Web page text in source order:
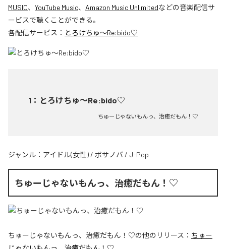
MUSIC、 YouTube Music、 Amazon Music Unlimitedなどの音楽配信サ
ービスで聴くことができる。
各配信サービス： とろけちゅ〜Re:bido♡
1 ： とろけちゅ〜Re:bido♡
ちゅーじゃないもんっ、治癒だもん！♡
ジャンル： アイドル(女性) / ボサノバ / J-Pop
ちゅーじゃないもんっ、治癒だもん！♡
ちゅーじゃないもんっ、治癒だもん！♡の他のリリース： ちゅー